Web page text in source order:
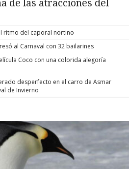
de las atracciones del
ritmo del caporal nortino
al Carnaval con 32 bailarines
Coco con una colorida alegoría
desperfecto en el carro de Asmar
de Invierno